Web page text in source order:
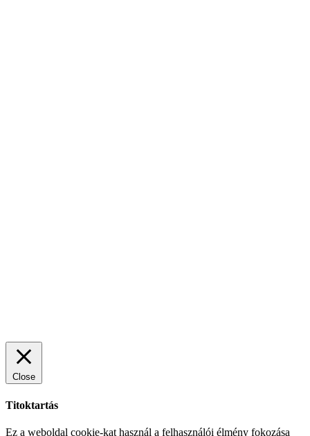
Close
Titoktartás
Ez a weboldal cookie-kat használ a felhasználói élmény fokozása